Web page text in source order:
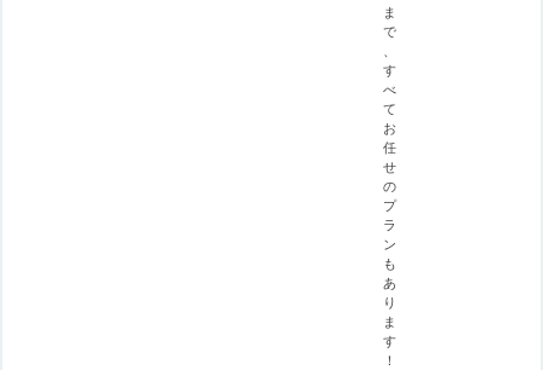
ま
で
す
べ
て
お
任
せ
の
プ
ラ
ン
も
あ
り
ま
す
！